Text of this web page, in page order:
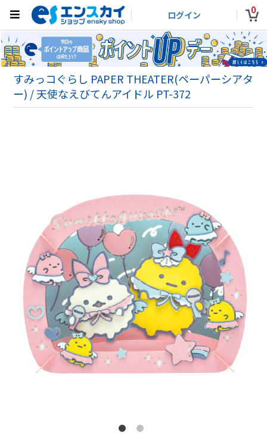
ログイン 0
すみっコぐらし PAPER THEATER(ペーパーシアタ
ー) / 天使なえびてんアイドル PT-372